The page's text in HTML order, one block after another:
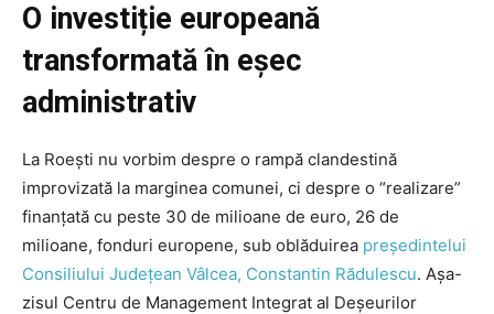
O investiție europeană
transformată în eșec
administrativ
La Roești nu vorbim despre o rampă clandestină
improvizată la marginea comunei, ci despre o “realizare”
finanțată cu peste 30 de milioane de euro, 26 de
milioane, fonduri europene, sub oblăduirea președintelui
Consiliului Județean Vâlcea, Constantin Rădulescu. Așa-
zisul Centru de Management Integrat al Deșeurilor